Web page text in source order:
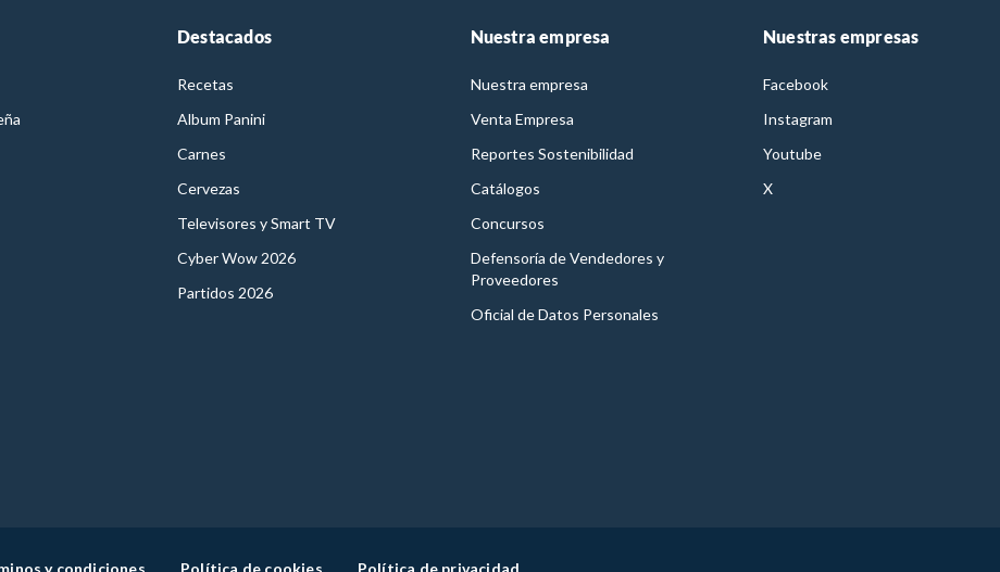
Destacados
Recetas
Album Panini
Carnes
Cervezas
Televisores y Smart TV
Cyber Wow 2026
Partidos 2026
Nuestra empresa
Nuestra empresa
Venta Empresa
Reportes Sostenibilidad
Catálogos
Concursos
Defensoría de Vendedores y
Proveedores
Oficial de Datos Personales
Nuestras empresas
Facebook
Instagram
Youtube
X
y condiciones Política de cookies Política de privacidad